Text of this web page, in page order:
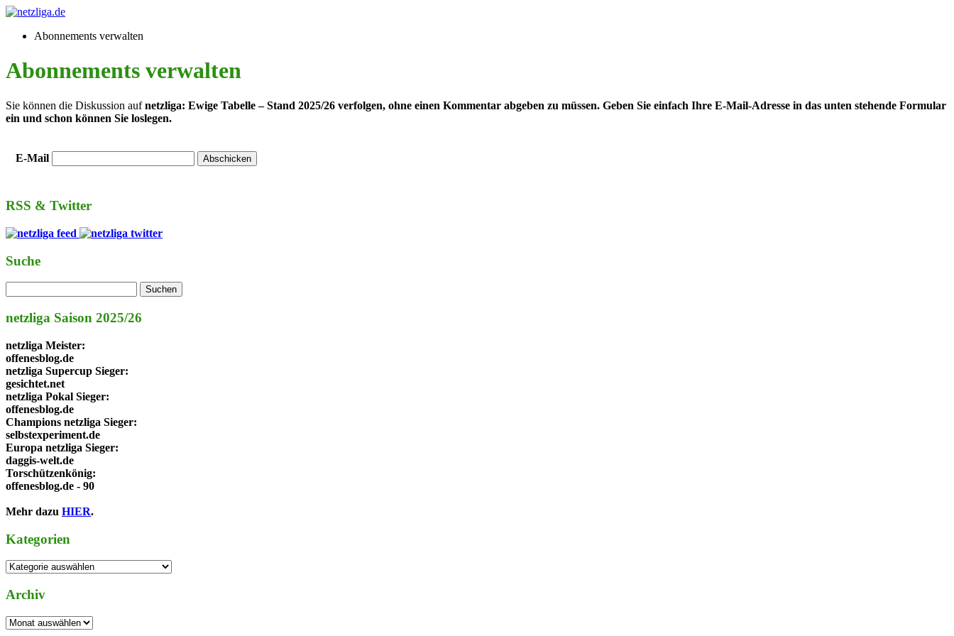
Abonnements verwalten
Abonnements verwalten
Sie können die Diskussion aufnetzliga: Ewige Tabelle – Stand 2025/26 verfolgen, ohne einen Kommentar abgeben zu müssen. Geben Sie einfach Ihre E-Mail-Adresse in das unten stehende Formular
ein und schon können Sie loslegen.
E-Mail
RSS & Twitter
Suche
netzliga Saison 2025/26
netzliga Meister:
offenesblog.de
netzliga Supercup Sieger:
gesichtet.net
netzliga Pokal Sieger:
offenesblog.de
Champions netzliga Sieger:
selbstexperiment.de
Europa netzliga Sieger:
daggis-welt.de
Torschützenkönig:
offenesblog.de - 90
Mehr dazu HIER.
Kategorien
Kategorien
Archiv
Archiv